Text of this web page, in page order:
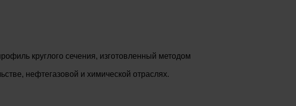
круглого сечения, изготовленный методом
нефтегазовой и химической отраслях.